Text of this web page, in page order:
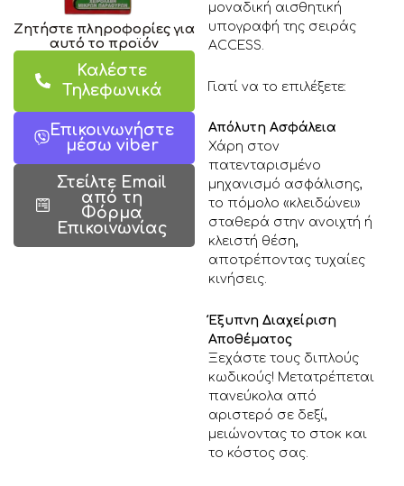
Ζητήστε πληροφορίες για
αυτό το προϊόν
Καλέστε
Τηλεφωνικά
Επικοινωνήστε
μέσω viber
Στείλτε Email
από τη
Φόρμα
Επικοινωνίας
μοναδική αισθητική
υπογραφή της σειράς
ACCESS.
Γιατί να το επιλέξετε:
Απόλυτη Ασφάλεια
Χάρη στον
πατενταρισμένο
μηχανισμό ασφάλισης,
το πόμολο «κλειδώνει»
σταθερά στην ανοιχτή ή
κλειστή θέση,
αποτρέποντας τυχαίες
κινήσεις.
Έξυπνη Διαχείριση
Αποθέματος
Ξεχάστε τους διπλούς
κωδικούς! Μετατρέπεται
πανεύκολα από
αριστερό σε δεξί,
μειώνοντας το στοκ και
το κόστος σας.